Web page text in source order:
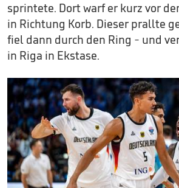
sprintete. Dort warf er kurz vor
in Richtung Korb. Dieser prallte
fiel dann durch den Ring - und
in Riga in Ekstase.